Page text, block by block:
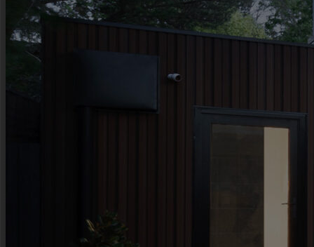
Technik
Zahrada
Multimédia